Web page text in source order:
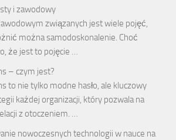
i zawodowy
związanych jest wiele pojęć,
można samodoskonalenie. Choć
że jest to pojęcie …
– czym jest?
to nie tylko modne hasło, ale kluczowy
każdej organizacji, który pozwala na
z otoczeniem. …
nowoczesnych technologii w nauce na